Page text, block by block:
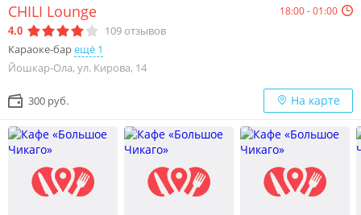
CHILI Lounge 18:00 - 01:00
4.0 109отзывов
Караоке-барещё 1
Йошкар-Ола, ул. Кирова, 14
300 руб. На карте